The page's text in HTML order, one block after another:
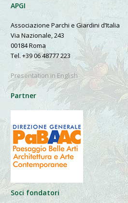
APGI
Associazione Parchi e Giardini d’Italia
Via Nazionale, 243
00184 Roma
Tel. +39 06 48777 223
Presentation in English
Partner
Soci fondatori